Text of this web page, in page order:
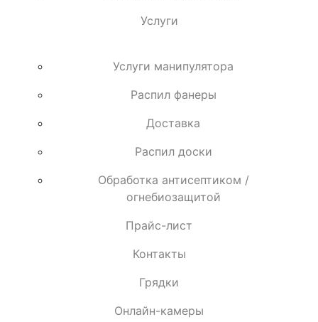
Услуги
Услуги манипулятора
Распил фанеры
Доставка
Распил доски
Обработка антисептиком /
огнебиозащитой
Прайс-лист
Контакты
Грядки
Онлайн-камеры